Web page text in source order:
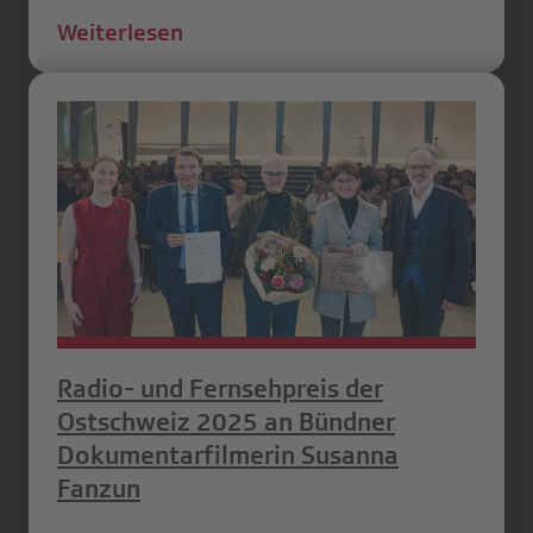
Weiterlesen
Radio- und Fernsehpreis der
Ostschweiz 2025 an Bündner
Dokumentarfilmerin Susanna
Fanzun